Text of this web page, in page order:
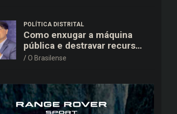
POLÍTICA DISTRITAL
Como enxugar a máquina
pública e destravar recursos
para a saúde e educação no
O Brasilense